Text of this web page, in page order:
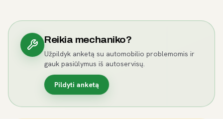
Reikia mechaniko?
Užpildyk anketą su automobilio problemomis ir
gauk pasiūlymus iš autoservisų.
Pildyti anketą